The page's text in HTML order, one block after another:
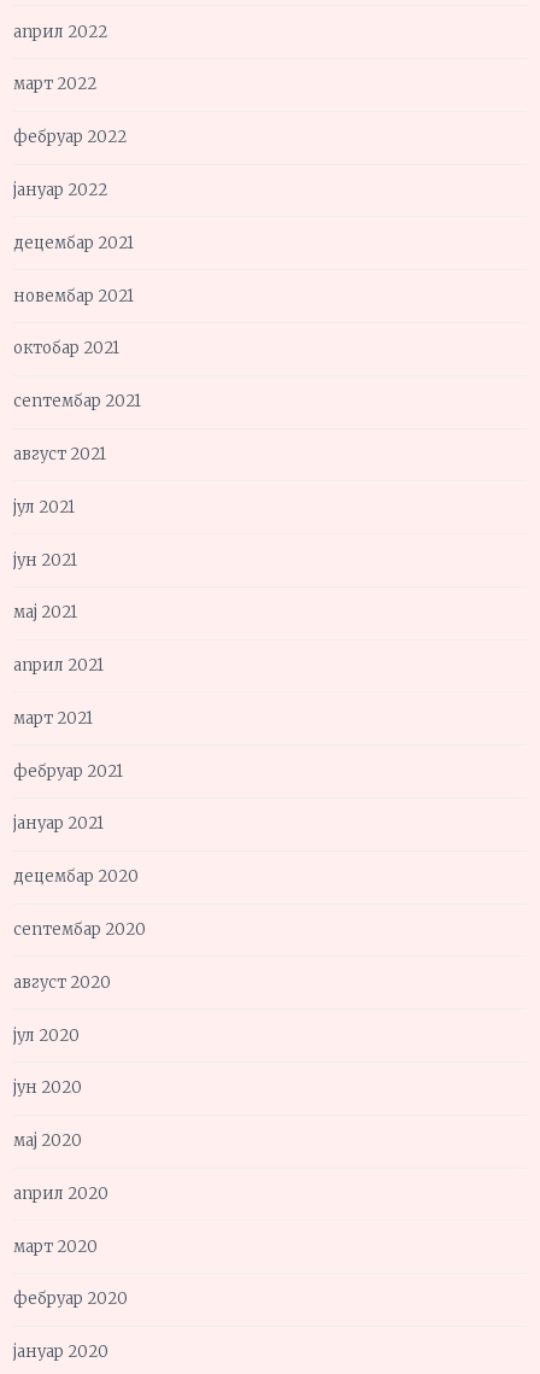
април 2022
март 2022
фебруар 2022
јануар 2022
децембар 2021
новембар 2021
октобар 2021
септембар 2021
август 2021
јул 2021
јун 2021
мај 2021
април 2021
март 2021
фебруар 2021
јануар 2021
децембар 2020
септембар 2020
август 2020
јул 2020
јун 2020
мај 2020
април 2020
март 2020
фебруар 2020
јануар 2020